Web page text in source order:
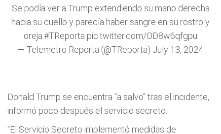
Se podía ver a Trump extendiendo su mano derecha
hacia su cuello y parecía haber sangre en su rostro y
oreja.#TReporta pic.twitter.com/OD8w6qfgpu
— Telemetro Reporta (@TReporta) July 13, 2024
Donald Trump se encuentra "a salvo" tras el incidente,
informó poco después el servicio secreto.
"El Servicio Secreto implementó medidas de